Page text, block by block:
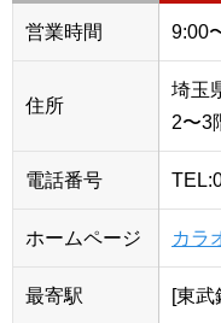
営業時間 9:00
住所
埼玉
2〜3
電話番号
ホームページ カラ
最寄駅 [東